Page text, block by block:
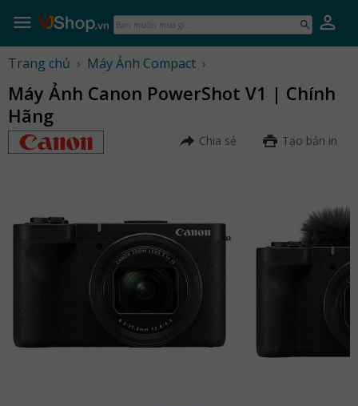
Bạn
muốn
mua
gì...
Trang chủ › Máy Ảnh Compact ›
Máy Ảnh Canon PowerShot V1 | Chính
Hãng
Chia sẻ Tạo bản in